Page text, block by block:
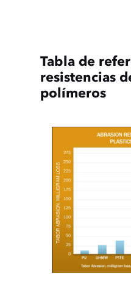
Tabla de
resistencias
polímeros